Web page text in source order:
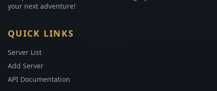
your next adventure!
QUICK LINKS
Server List
Add Server
API Documentation